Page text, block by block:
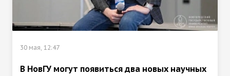
30 мая, 12:47
В НовГУ могут появиться два новых научных